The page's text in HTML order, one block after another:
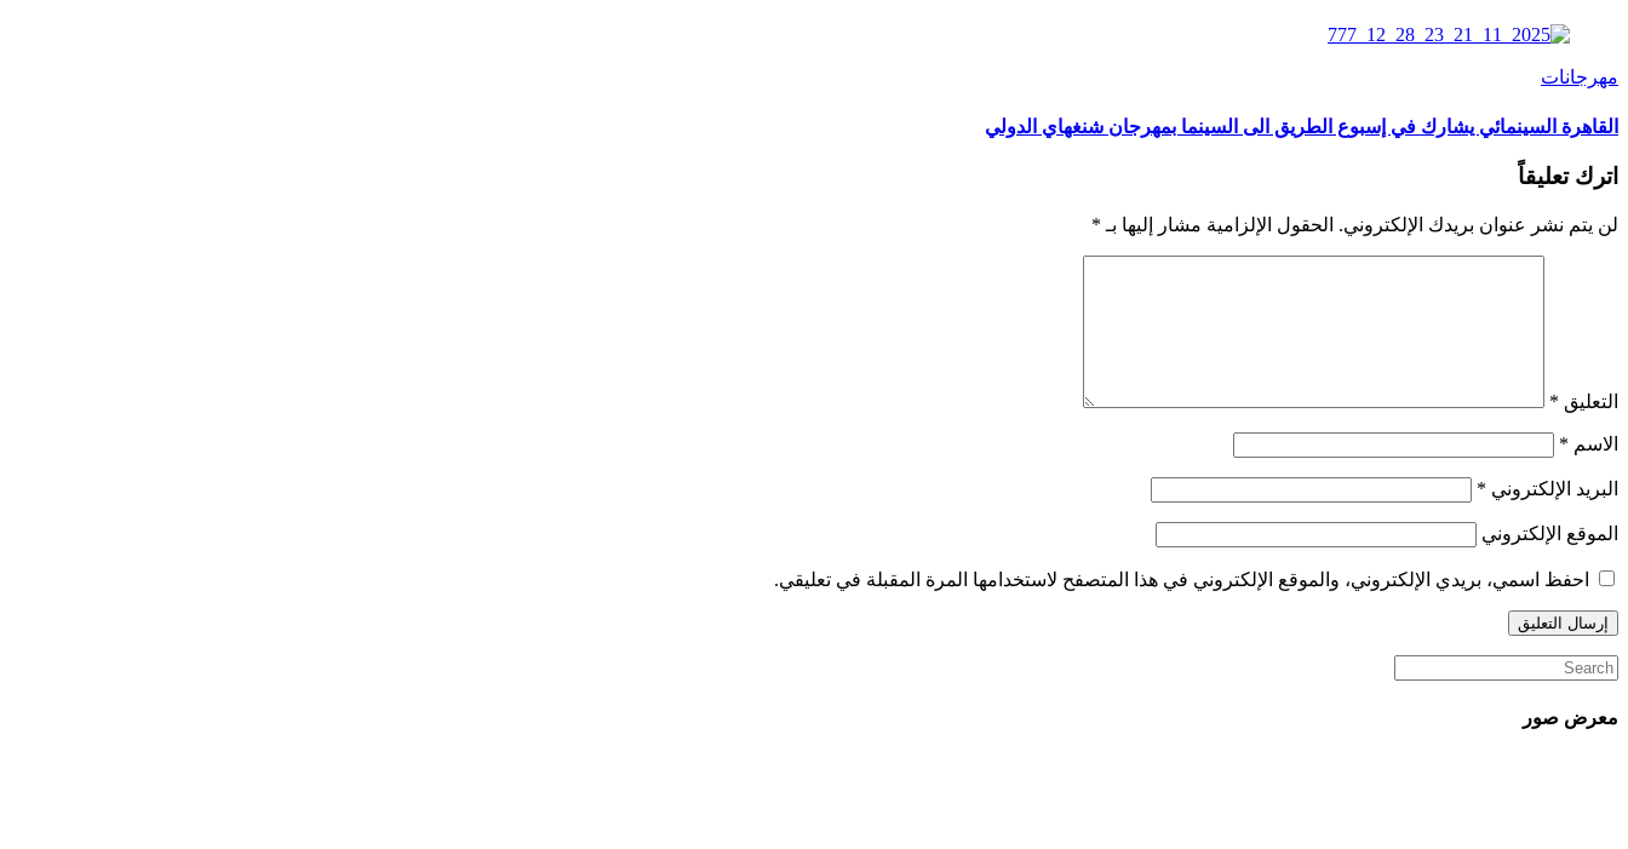
مهرجانات
القاهرة السينمائي يشارك في إسبوع الطريق الى السينما بمهرجان شنغهاي الدولي
اترك تعليقاً
لن يتم نشر عنوان بريدك الإلكتروني. الحقول الإلزامية مشار إليها بـ *
التعليق *
الاسم *
البريد الإلكتروني *
الموقع الإلكتروني
احفظ اسمي، بريدي الإلكتروني، والموقع الإلكتروني في هذا المتصفح لاستخدامها المرة المقبلة في تعليقي.
معرض صور